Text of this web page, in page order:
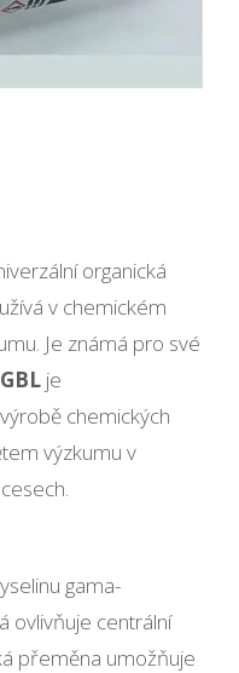
organická
v chemickém
Je známá pro své
GBL je
chemických
výzkumu v
gama-
ovlivňuje centrální
přeměna umožňuje